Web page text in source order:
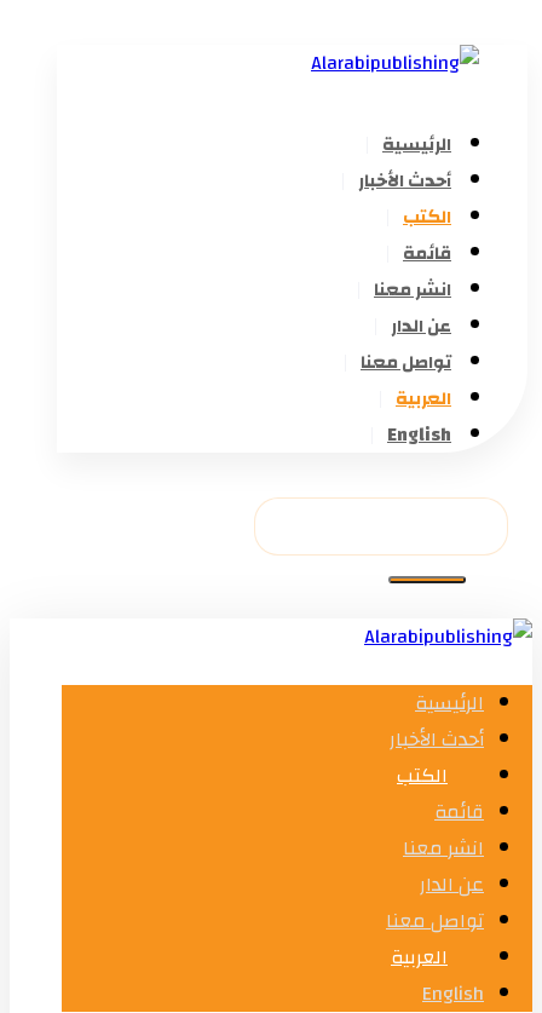
الرئيسية
أحدث الأخبار
الكتب
قائمة
انشر معنا
عن الدار
تواصل معنا
العربية
English
الرئيسية
أحدث الأخبار
الكتب
قائمة
انشر معنا
عن الدار
تواصل معنا
العربية
English